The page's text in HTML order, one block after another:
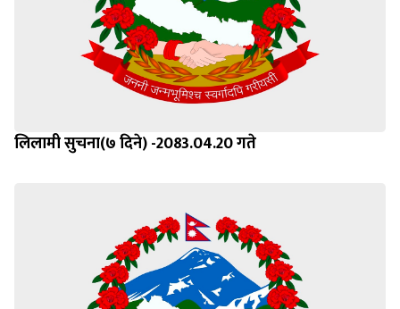
लिलामी सुचना(७ दिने) -2083.04.20 गते